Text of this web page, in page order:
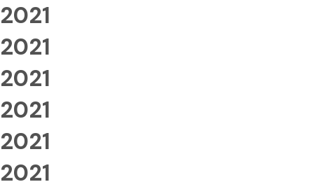
2021
2021
2021
2021
2021
2021